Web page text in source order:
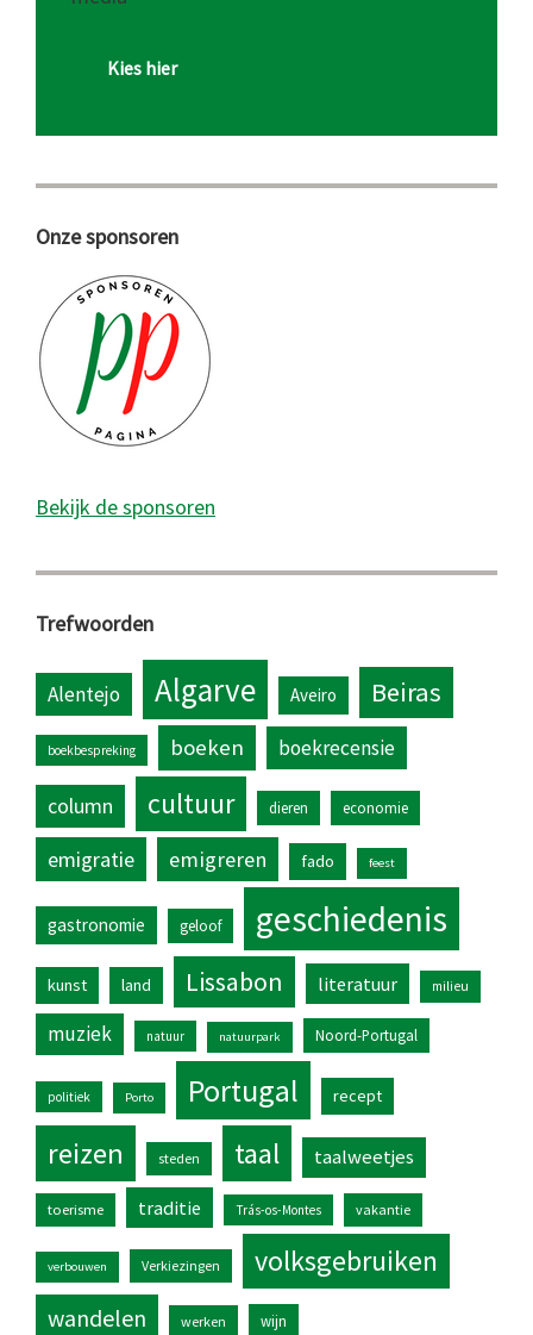
Kies hier
Onze sponsoren
Bekijk de sponsoren
Trefwoorden
Alentejo Algarve Aveiro Beiras
boekbespreking boeken boekrecensie
column cultuur dieren economie
emigratie emigreren fado feest
gastronomie geloof geschiedenis
kunst land Lissabon literatuur milieu
muziek natuur natuurpark Noord-Portugal
politiek Porto Portugal recept
reizen steden taal taalweetjes
toerisme traditie Trás-os-Montes vakantie
verbouwen Verkiezingen volksgebruiken
wandelen werken wijn